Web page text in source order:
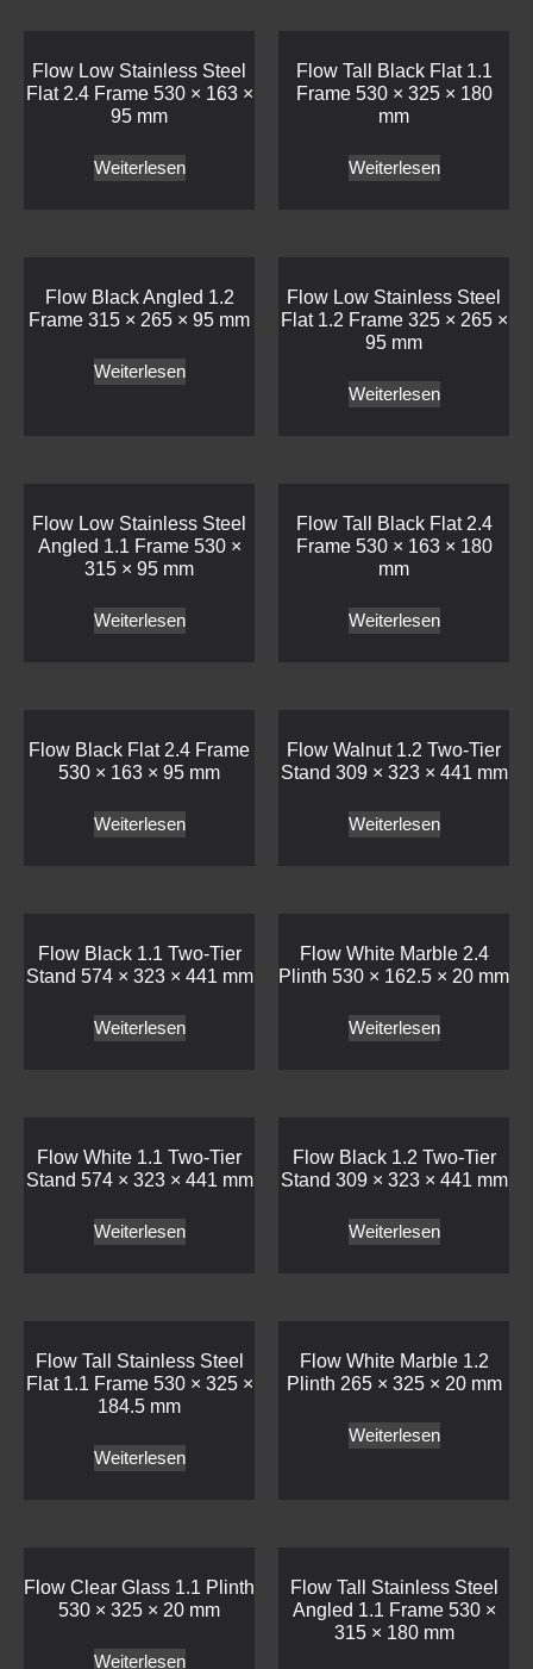
Flow Low Stainless Steel
Flat 2.4 Frame 530 × 163 ×
95 mm
Weiterlesen
Flow Tall Black Flat 1.1
Frame 530 × 325 × 180
mm
Weiterlesen
Flow Black Angled 1.2
Frame 315 × 265 × 95 mm
Weiterlesen
Flow Low Stainless Steel
Flat 1.2 Frame 325 × 265 ×
95 mm
Weiterlesen
Flow Low Stainless Steel
Angled 1.1 Frame 530 ×
315 × 95 mm
Weiterlesen
Flow Tall Black Flat 2.4
Frame 530 × 163 × 180
mm
Weiterlesen
Flow Black Flat 2.4 Frame
530 × 163 × 95 mm
Weiterlesen
Flow Walnut 1.2 Two-Tier
Stand 309 × 323 × 441 mm
Weiterlesen
Flow Black 1.1 Two-Tier
Stand 574 × 323 × 441 mm
Weiterlesen
Flow White Marble 2.4
Plinth 530 × 162.5 × 20 mm
Weiterlesen
Flow White 1.1 Two-Tier
Stand 574 × 323 × 441 mm
Weiterlesen
Flow Black 1.2 Two-Tier
Stand 309 × 323 × 441 mm
Weiterlesen
Flow Tall Stainless Steel
Flat 1.1 Frame 530 × 325 ×
184.5 mm
Weiterlesen
Flow White Marble 1.2
Plinth 265 × 325 × 20 mm
Weiterlesen
Flow Clear Glass 1.1 Plinth
530 × 325 × 20 mm
Weiterlesen
Flow Tall Stainless Steel
Angled 1.1 Frame 530 ×
315 × 180 mm